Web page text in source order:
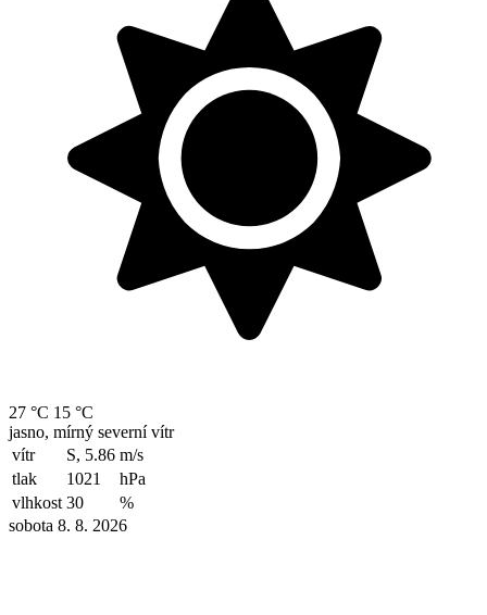
27 °C 15 °C
jasno, mírný severní vítr
vítr
S, 5.86 m/s
tlak
1021
hPa
vlhkost 30
%
sobota 8. 8. 2026